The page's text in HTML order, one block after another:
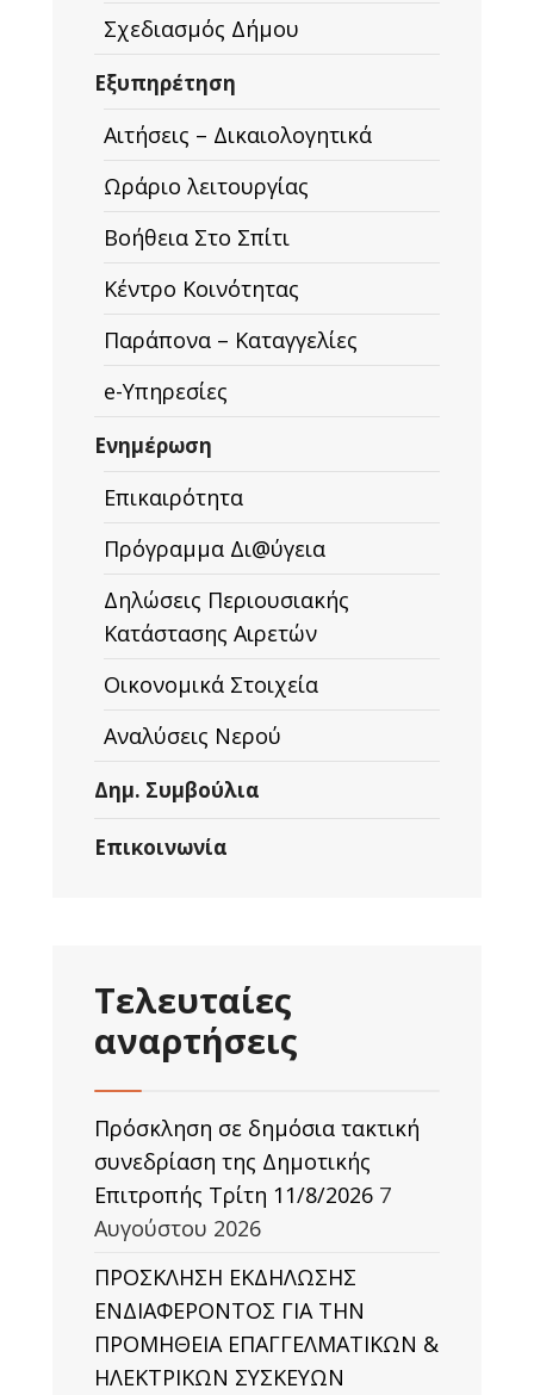
Σχεδιασμός Δήμου
Εξυπηρέτηση
Αιτήσεις – Δικαιολογητικά
Ωράριο λειτουργίας
Βοήθεια Στο Σπίτι
Κέντρο Κοινότητας
Παράπονα – Καταγγελίες
e-Υπηρεσίες
Ενημέρωση
Επικαιρότητα
Πρόγραμμα Δι@ύγεια
Δηλώσεις Περιουσιακής
Κατάστασης Αιρετών
Οικονομικά Στοιχεία
Αναλύσεις Νερού
Δημ. Συμβούλια
Επικοινωνία
Τελευταίες
αναρτήσεις
Πρόσκληση σε δημόσια τακτική
συνεδρίαση της Δημοτικής
Επιτροπής Τρίτη 11/8/2026 7
Αυγούστου 2026
ΠΡΟΣΚΛΗΣΗ ΕΚΔΗΛΩΣΗΣ
ΕΝΔΙΑΦΕΡΟΝΤΟΣ ΓΙΑ ΤΗΝ
ΠΡΟΜΗΘΕΙΑ ΕΠΑΓΓΕΛΜΑΤΙΚΩΝ &
ΗΛΕΚΤΡΙΚΩΝ ΣΥΣΚΕΥΩΝ